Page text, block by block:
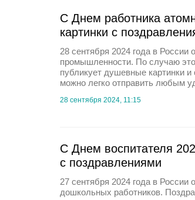
С Днем работника
картинки с
28 сентября 2024 года в России
промышленности. По случаю
публикует душевные картинки
можно легко отправить любым
28 сентября 2024, 11:15
С Днем воспитателя
с поздравлениями
27 сентября 2024 года в России
дошкольных работников.